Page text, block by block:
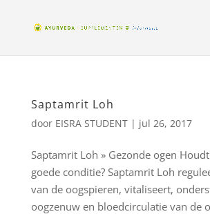
Saptamrit Loh
door EISRA STUDENT| jul 26, 2017
Saptamrit Loh » Gezonde ogen
goede conditie? Saptamrit Loh
van de oogspieren, vitaliseert,
oogzenuw en bloedcirculatie van de